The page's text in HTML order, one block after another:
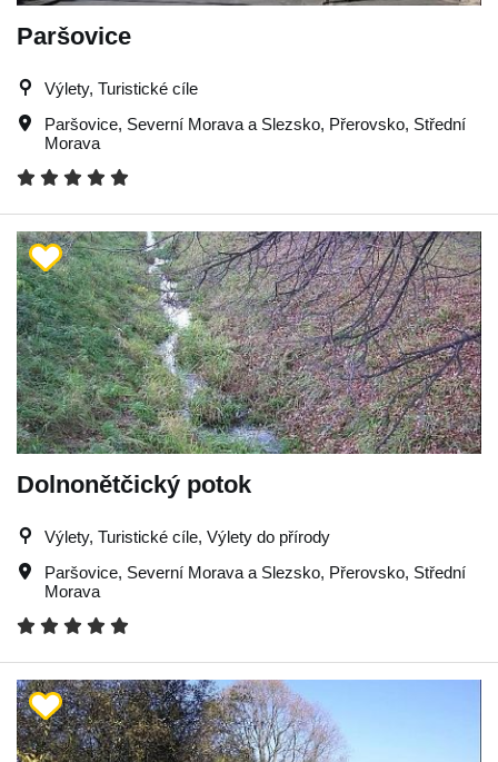
Paršovice
Výlety, Turistické cíle
Paršovice, Severní Morava a Slezsko, Přerovsko, Střední
Morava
Dolnonětčický potok
Výlety, Turistické cíle, Výlety do přírody
Paršovice, Severní Morava a Slezsko, Přerovsko, Střední
Morava